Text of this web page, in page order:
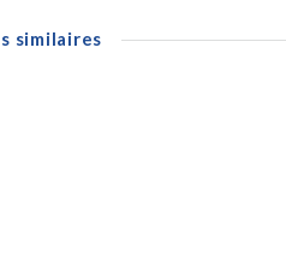
sous le revêtement.
naturelle en intérieur et sur
similaires